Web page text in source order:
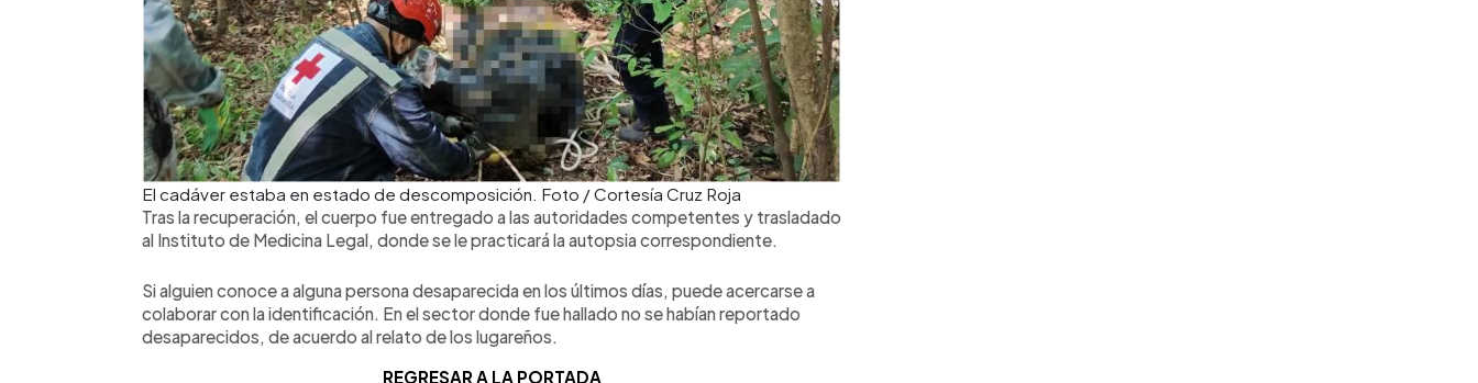
El cadáver estaba en estado de descomposición. Foto / Cortesía Cruz Roja
Tras la recuperación, el cuerpo fue entregado a las autoridades competentes y trasladado
al Instituto de Medicina Legal, donde se le practicará la autopsia correspondiente.
Si alguien conoce a alguna persona desaparecida en los últimos días, puede acercarse a
colaborar con la identificación. En el sector donde fue hallado no se habían reportado
desaparecidos, de acuerdo al relato de los lugareños.
REGRESAR A LA PORTADA